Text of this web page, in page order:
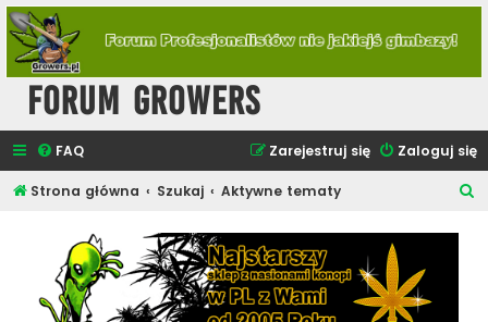
Forum Growers
FAQ Zaloguj się
Zarejestruj się
Strona główna Szukaj Aktywne tematy